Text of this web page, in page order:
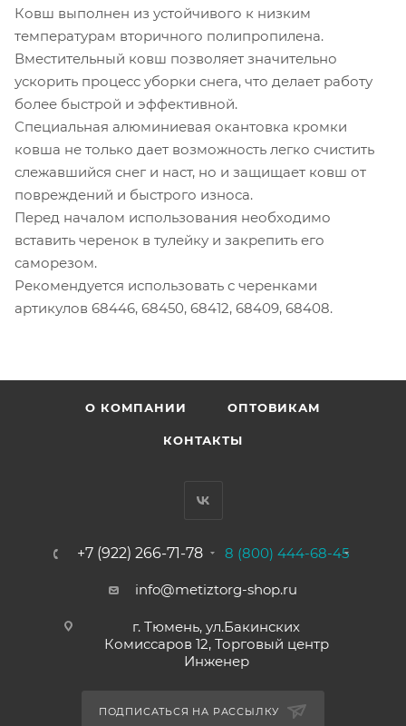
Ковш выполнен из устойчивого к низким
температурам вторичного полипропилена.
Вместительный ковш позволяет значительно
ускорить процесс уборки снега, что делает работу
более быстрой и эффективной.
Специальная алюминиевая окантовка кромки
ковша не только дает возможность легко счистить
слежавшийся снег и наст, но и защищает ковш от
повреждений и быстрого износа.
Перед началом использования необходимо
вставить черенок в тулейку и закрепить его
саморезом.
Рекомендуется использовать с черенками
артикулов 68446, 68450, 68412, 68409, 68408.
О КОМПАНИИ ОПТОВИКАМ
КОНТАКТЫ
+7 (922) 266-71-78 8 (800) 444-68-45
info@metiztorg-shop.ru
г. Тюмень, ул.Бакинских
Комиссаров 12, Торговый центр
Инженер
ПОДПИСАТЬСЯ НА РАССЫЛКУ